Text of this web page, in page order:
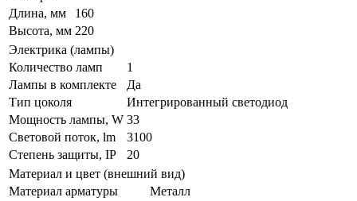
Длина, мм
160
Высота, мм 220
Электрика (лампы)
Количество ламп
1
Лампы в комплекте
Да
Тип цоколя
Интегрированный светодиод
Мощность лампы, W 33
Световой поток, lm
3100
Степень защиты, IP
20
Материал и цвет (внешний вид)
Материал арматуры
Металл